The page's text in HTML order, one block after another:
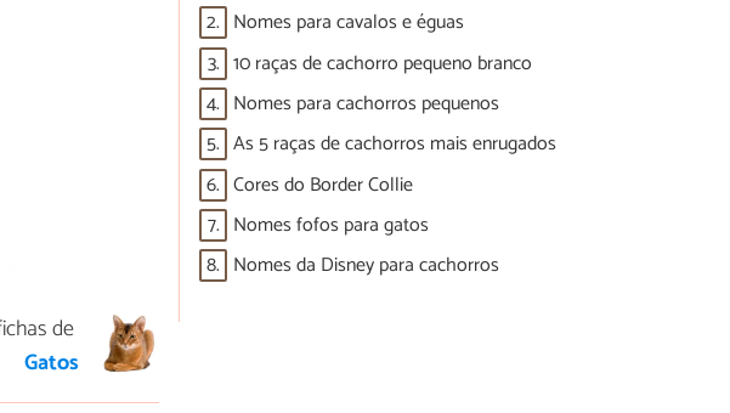
de
Gatos
2. Nomes para cavalos e éguas
3. 10 raças de cachorro pequeno branco
4. Nomes para cachorros pequenos
5. As 5 raças de cachorros mais enrugados
6. Cores do Border Collie
7. Nomes fofos para gatos
8. Nomes da Disney para cachorros